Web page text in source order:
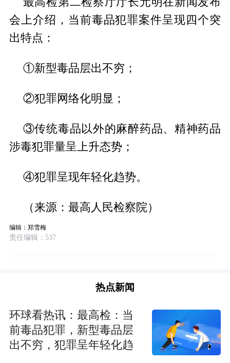
会上介绍，当前毒品犯罪案件呈现四个突
出特点：
①新型毒品层出不穷；
②犯罪网络化明显；
③传统毒品以外的麻醉药品、精神药品
涉毒犯罪量呈上升态势；
④犯罪呈现年轻化趋势。
（来源：最高人民检察院）
编辑：郑雪梅
责任编辑：537
热点新闻
环球看热讯：最高检：当
前毒品犯罪，新型毒品层
出不穷，犯罪呈年轻化趋